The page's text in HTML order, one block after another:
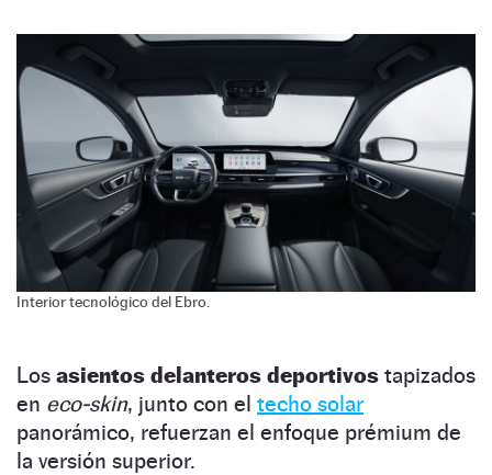
Interior tecnológico del Ebro.
Los asientos delanteros deportivos tapizados
en eco-skin, junto con el techo solar
panorámico, refuerzan el enfoque prémium de
la versión superior.